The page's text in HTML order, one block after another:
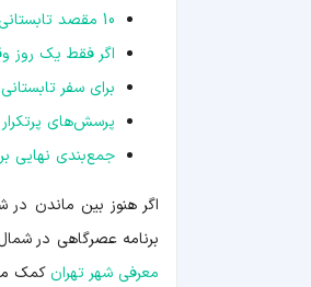
10 مقصد تابستانی خنک اطراف تهران
اگر فقط یک روز
برای سفر
پرسش‌های
جمع‌بندی نهایی
اگر هنوز بین ماندن
برنامه عصرگاهی در
معرفی شهر تهرانکمک